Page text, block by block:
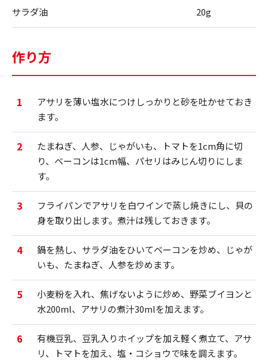
サラダ油 20g
作り方
1
アサリを薄い塩水につけしっかりと砂を吐かせておき
ます。
2
たまねぎ、人参、じゃがいも、トマトを1cm角に切
り、ベーコンは1cm幅、パセリはみじん切りにしま
す。
3
フライパンでアサリを白ワインで蒸し焼きにし、貝の
身を取り出します。煮汁は残しておきます。
4
鍋を熱し、サラダ油をひいてベーコンを炒め、じゃが
いも、たまねぎ、人参を炒めます。
5
小麦粉を入れ、焦げないように炒め、野菜ブイヨンと
水200ml、アサリの煮汁30mlを加えます。
6
有機豆乳、豆乳入りホイップを加え軽く煮立て、アサ
リ、トマトを加え、塩・コショウで味を調えます。